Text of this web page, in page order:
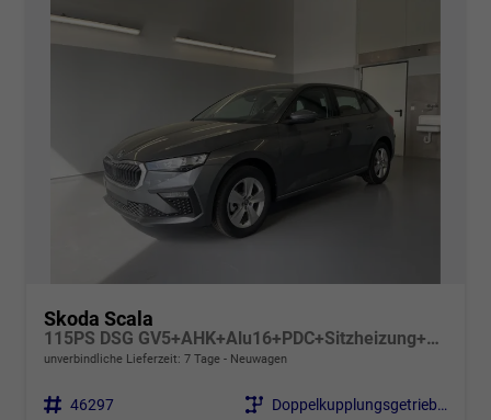
Skoda Scala
115PS DSG GV5+AHK+Alu16+PDC+Sitzheizung+App-Connect
unverbindliche Lieferzeit: 7 Tage Neuwagen
Fahrzeugnr. 46297 Getriebe
Doppelkupplungsgetriebe (DSG)